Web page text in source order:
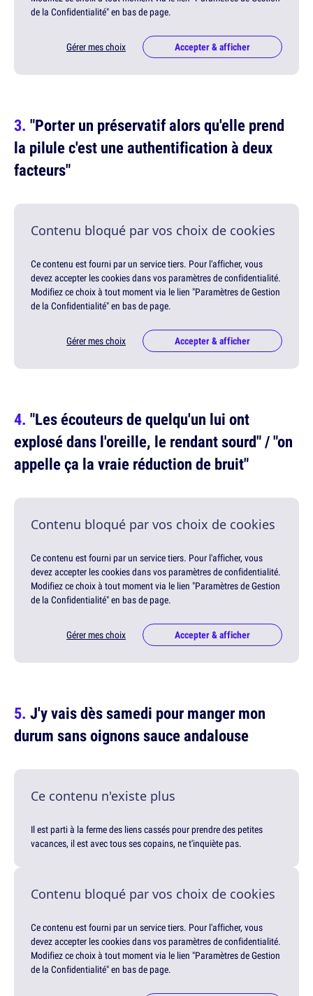
de la Confidentialité" en bas de page.
Gérer mes choix Accepter & afficher
"Porter un préservatif alors qu'elle prend
la pilule c'est une authentification à deux
facteurs"
Contenu bloqué par vos choix de cookies
Ce contenu est fourni par un service tiers. Pour l'afficher, vous
devez accepter les cookies dans vos paramètres de confidentialité.
Modifiez ce choix à tout moment via le lien "Paramètres de Gestion
de la Confidentialité" en bas de page.
Gérer mes choix Accepter & afficher
"Les écouteurs de quelqu'un lui ont
explosé dans l'oreille, le rendant sourd" / "on
appelle ça la vraie réduction de bruit"
Contenu bloqué par vos choix de cookies
Ce contenu est fourni par un service tiers. Pour l'afficher, vous
devez accepter les cookies dans vos paramètres de confidentialité.
Modifiez ce choix à tout moment via le lien "Paramètres de Gestion
de la Confidentialité" en bas de page.
Gérer mes choix Accepter & afficher
J'y vais dès samedi pour manger mon
durum sans oignons sauce andalouse
Ce contenu n'existe plus
Il est parti à la ferme des liens cassés pour prendre des petites
vacances, il est avec tous ses copains, ne t'inquiète pas.
Contenu bloqué par vos choix de cookies
Ce contenu est fourni par un service tiers. Pour l'afficher, vous
devez accepter les cookies dans vos paramètres de confidentialité.
Modifiez ce choix à tout moment via le lien "Paramètres de Gestion
de la Confidentialité" en bas de page.